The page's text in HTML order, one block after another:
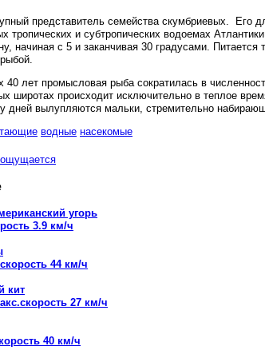
представитель семейства скумбриевых. Его
тропических и субтропических водоемах
начиная с 5 и заканчивая 30 градусами.
40 лет промысловая рыба сократилась в
широтах происходит исключительно в теплое
дней вылупляются мальки, стремительно
водные насекомые
ощущается
угорь
3.9 км/ч
44 км/ч
кит
27 км/ч
40 км/ч